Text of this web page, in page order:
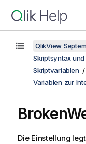
QlikView
Skriptsyntax
Skriptvariablen
Variablen zur
Die Einstellung